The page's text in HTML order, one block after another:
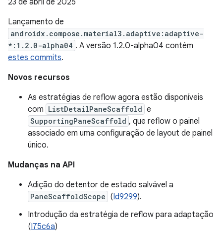
23 de abril de 2025
Lançamento de
androidx.compose.material3.adaptive:adaptive-
*:1.2.0-alpha04 . A versão 1.2.0-alpha04 contém
estes commits.
Novos recursos
As estratégias de reflow agora estão disponíveis
com ListDetailPaneScaffold e
SupportingPaneScaffold , que reflow o painel
associado em uma configuração de layout de painel
único.
Mudanças na API
Adição do detentor de estado salvável a
PaneScaffoldScope (Id9299).
Introdução da estratégia de reflow para adaptação
(I75c6a)